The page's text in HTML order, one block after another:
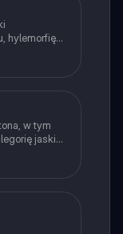
hylemorfię
definiuje
Idealne
w tym
jaskini.
i
jego wizję